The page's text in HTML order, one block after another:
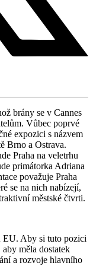
brány se v Cannes
Vůbec poprvé
expozici s názvem
Brno a Ostrava.
Praha na veletrhu
primátorka Adriana
považuje Praha
se na nich nabízejí,
městské čtvrti.
EU. Aby si tuto pozici
měla dostatek
a rozvoje hlavního